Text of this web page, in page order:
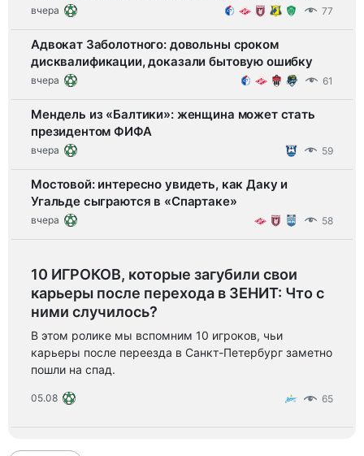
вчера 77
Адвокат Заболотного: довольны сроком
дисквалификации, доказали бытовую ошибку
вчера 61
Мендель из «Балтики»: женщина может стать
президентом ФИФА
вчера 59
Мостовой: интересно увидеть, как Даку и
Угальде сыграются в «Спартаке»
вчера 58
10 ИГРОКОВ, которые загубили свои
карьеры после перехода в ЗЕНИТ: Что с
ними случилось?
В этом ролике мы вспомним 10 игроков, чьи
карьеры после переезда в Санкт-Петербург заметно
пошли на спад.
05.08 65